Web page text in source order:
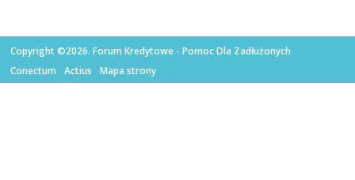
Copyright ©2026. Forum Kredytowe - Pomoc Dla Zadłużonych
Conectum
Actius Mapa strony